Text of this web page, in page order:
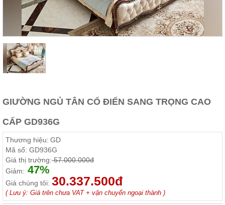
Phòng
Bàn
trà...
Nội
Phòng
Giường
ngủ, tủ
áo, bàn
trang
điểm
Nội
Phòng
Ăn
GIƯỜNG NGỦ TÂN CỔ ĐIỂN SANG TRỌNG CAO
CẤP GD936G
Thương hiệu: GD
Mã số: GD936G
Giá thị trường:57.000.000đ
Giảm: 47%
Giá chúng tôi: 30.337.500đ
( Lưu ý: Giá trên chưa VAT + vận chuyển ngoại thành )